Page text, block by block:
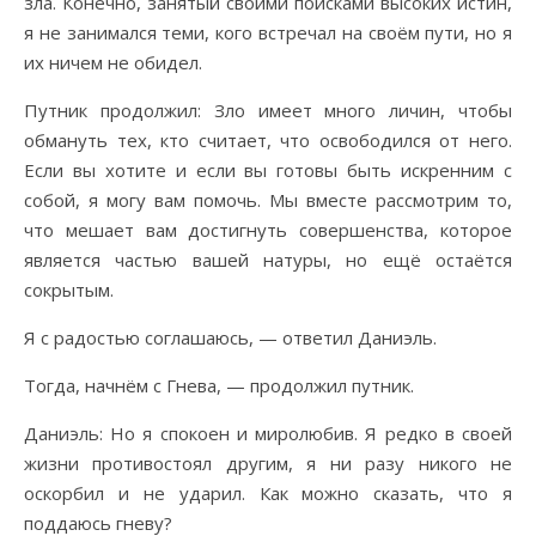
я не занимался теми, кого встречал на своём пути, но я
их ничем не обидел.
Путник продолжил: Зло имеет много личин, чтобы
обмануть тех, кто считает, что освободился от него.
Если вы хотите и если вы готовы быть искренним с
собой, я могу вам помочь. Мы вместе рассмотрим то,
что мешает вам достигнуть совершенства, которое
является частью вашей натуры, но ещё остаётся
сокрытым.
Я с радостью соглашаюсь, — ответил Даниэль.
Тогда, начнём с Гнева, — продолжил путник.
Даниэль: Но я спокоен и миролюбив. Я редко в своей
жизни противостоял другим, я ни разу никого не
оскорбил и не ударил. Как можно сказать, что я
поддаюсь гневу?